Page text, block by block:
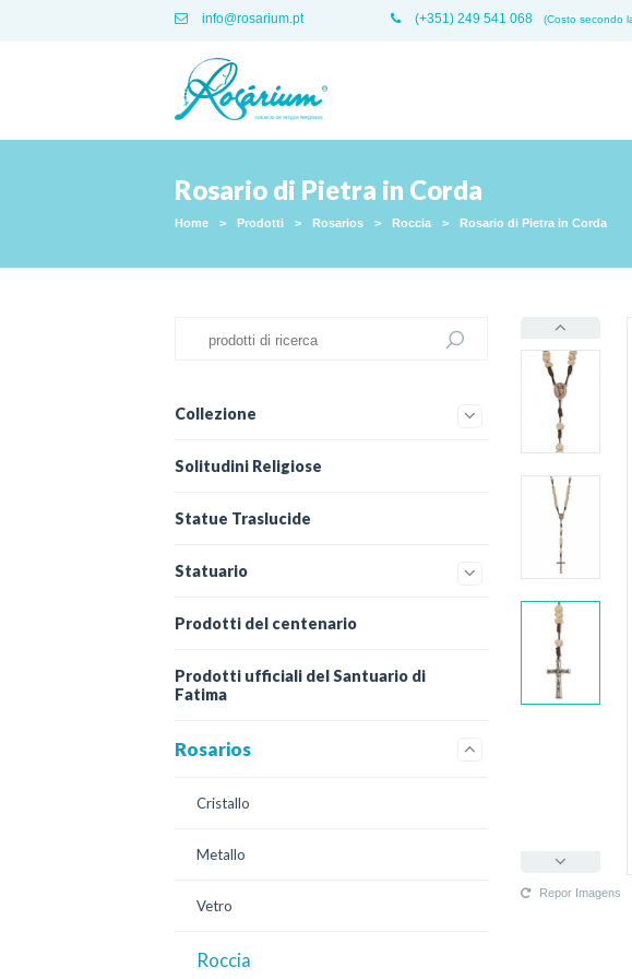
info@rosarium.pt (+351) 249 541 068 (Costo secondo
Rosario di Pietra in Corda
Home > Prodotti > Rosarios > Roccia > Rosario di Pietra in Corda
Repor Imagens
Collezione
Solitudini Religiose
Statue Traslucide
Statuario
Prodotti del centenario
Prodotti ufficiali del Santuario di
Fatima
Rosarios
Cristallo
Metallo
Vetro
Roccia